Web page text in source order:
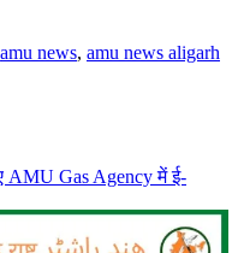
amu news, amu news aligarh
AMU Gas Agency में ई-